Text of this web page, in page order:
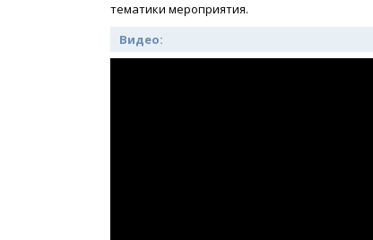
тематики мероприятия.
Видео: